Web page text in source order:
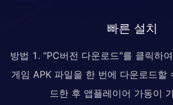
빠른 설치
방법 1. "PC버전 다운로드"를 클릭하
게임 APK 파일을 한 번에 다운로드할
드한 후 앱플레이어 가동이